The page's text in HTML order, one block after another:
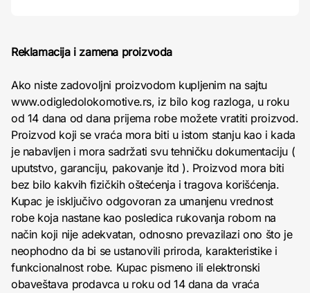
Reklamacija i zamena proizvoda
Ako niste zadovoljni proizvodom kupljenim na sajtu
www.odigledolokomotive.rs, iz bilo kog razloga, u roku
od 14 dana od dana prijema robe možete vratiti proizvod.
Proizvod koji se vraća mora biti u istom stanju kao i kada
je nabavljen i mora sadržati svu tehničku dokumentaciju (
uputstvo, garanciju, pakovanje itd ). Proizvod mora biti
bez bilo kakvih fizičkih oštećenja i tragova korišćenja.
Kupac je isključivo odgovoran za umanjenu vrednost
robe koja nastane kao posledica rukovanja robom na
način koji nije adekvatan, odnosno prevazilazi ono što je
neophodno da bi se ustanovili priroda, karakteristike i
funkcionalnost robe. Kupac pismeno ili elektronski
obaveštava prodavca u roku od 14 dana da vraća